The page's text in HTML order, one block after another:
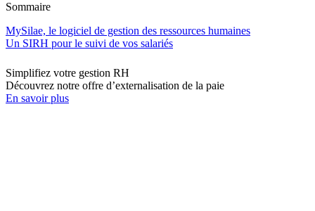
Sommaire
MySilae, le logiciel de gestion des ressources humaines
Un SIRH pour le suivi de vos salariés
Simplifiez votre gestion RH
Découvrez notre offre d’externalisation de la paie
En savoir plus